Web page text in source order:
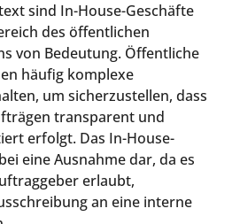
sind In-House-Geschäfte
des öffentlichen
von Bedeutung. Öffentliche
häufig komplexe
um sicherzustellen, dass
transparent und
erfolgt. Das In-House-
eine Ausnahme dar, da es
erlaubt,
an eine interne